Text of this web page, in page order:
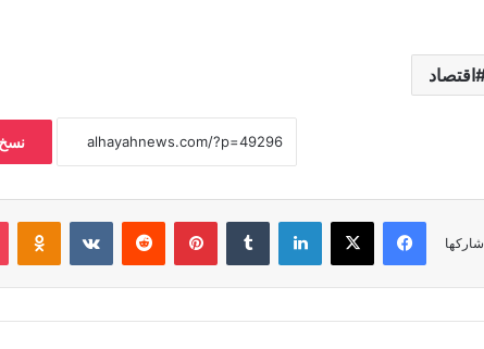
اقتصاد
شاركها
فيسبوك لينكدإن بينتيريست